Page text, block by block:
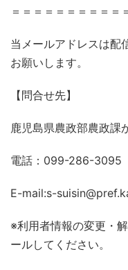
＝＝＝＝＝＝＝＝＝＝
当メールアドレスは配
お願いします。
【問合せ先】
鹿児島県農政部農政課
電話：099-286-3095
E-mail:s-
※利用者情報の変更・
ールしてください。